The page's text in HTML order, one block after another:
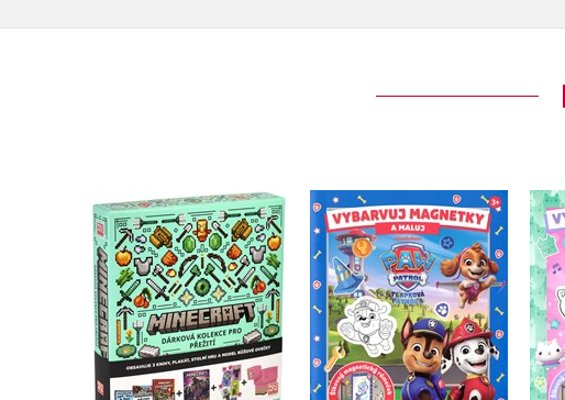
Minecraft - Dárková
kolekce pro přežití
Kolektiv
Tlapková patrola -
Vybarvuj magnetky
Kolektiv